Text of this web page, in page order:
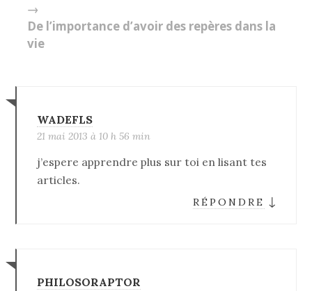
→
De l’importance d’avoir des repères dans la
vie
WADEFLS
21 mai 2013 à 10 h 56 min
j’espere apprendre plus sur toi en lisant tes
articles.
RÉPONDRE ↓
PHILOSORAPTOR